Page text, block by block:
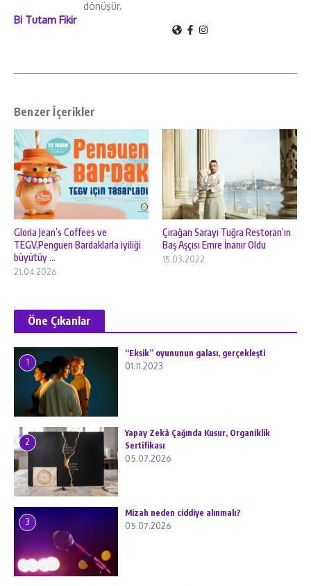
Bi Tutam Fikir
dönüşür.
Benzer İçerikler
Gloria Jean’s Coffees ve
TEGV,Penguen Bardaklarla iyiliği
büyütüy ...
21.04.2026
Çırağan Sarayı Tuğra Restoran’ın
Baş Aşçısı Emre İnanır Oldu
15.03.2022
Öne Çıkanlar
1
“Eksik” oyununun galası, gerçekleşti
01.11.2023
2
Yapay Zekâ Çağında Kusur, Organiklik
Sertifikası
05.07.2026
3
Mizah neden ciddiye alınmalı?
05.07.2026